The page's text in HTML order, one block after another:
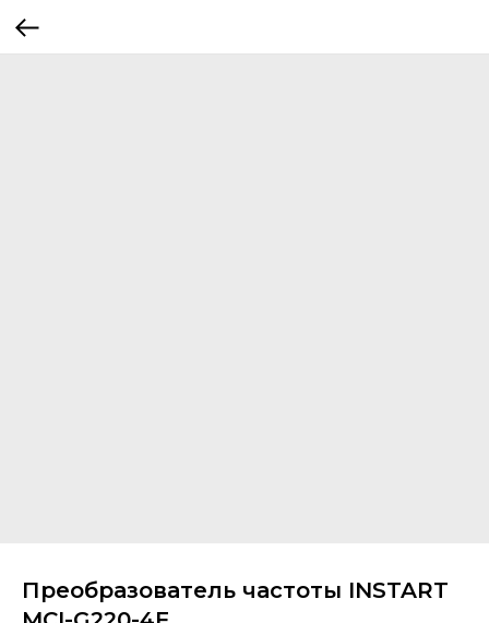
Преобразователь частоты INSTART